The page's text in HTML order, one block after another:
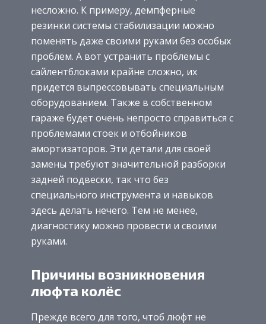
несложно. К примеру, демпферные
резинки системы стабилизации можно
поменять даже своими руками без особых
проблем. А вот устранить проблемы с
сайлентблоками крайне сложно, их
придется выпрессовывать специальным
оборудованием. Также в собственном
гараже будет очень непросто справиться с
проблемами стоек и отбойников
амортизаторов. Эти детали для своей
замены требуют значительной разборки
задней подвески, так что без
специального инструмента и навыков
здесь делать нечего. Тем не менее,
диагностику можно провести и своими
руками.
Причины возникновения
люфта колёс
Прежде всего для того, чтоб люфт не